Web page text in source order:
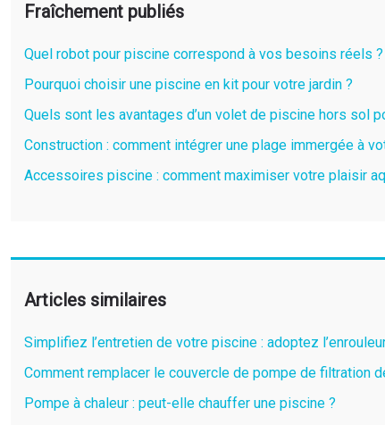
Fraîchement publiés
Quel robot pour piscine correspond à vos besoins réels ?
Pourquoi choisir une piscine en kit pour votre jardin ?
Quels sont les avantages d’un volet de piscine hors sol
Construction : comment intégrer une plage immergée à
Accessoires piscine : comment maximiser votre plaisir
Articles similaires
Simplifiez l’entretien de votre piscine : adoptez
Comment remplacer le couvercle de pompe de filtration
Pompe à chaleur : peut-elle chauffer une piscine ?